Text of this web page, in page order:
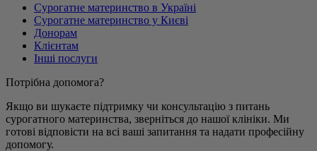
Сурогатне материнство в Україні
Сурогатне материнство у Києві
Донорам
Клієнтам
Інші послуги
Потрібна допомога?
Якщо ви шукаєте підтримку чи консультацію з питань
сурогатного материнства, зверніться до нашої клініки. Ми
готові відповісти на всі ваші запитання та надати професійну
допомогу.